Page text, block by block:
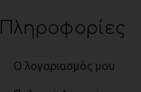
Πληροφορίες
Ο λογαριασμός μου